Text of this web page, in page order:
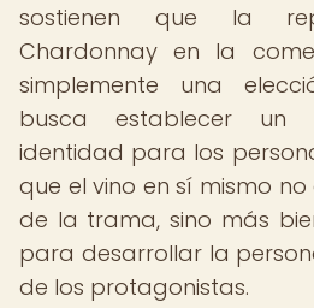
sostienen que la
Chardonnay en la
simplemente una
busca establecer un
identidad para los
que el vino en sí mismo
de la trama, sino más
para desarrollar la
de los protagonistas.